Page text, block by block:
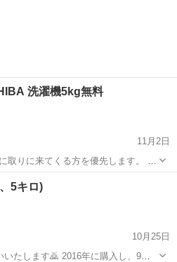
洗濯機5kg無料
11月2日
取りに来てくる方を優先します。 よ
生活家電
5キロ)
10月25日
たします🙇 2016年に購入し、9年